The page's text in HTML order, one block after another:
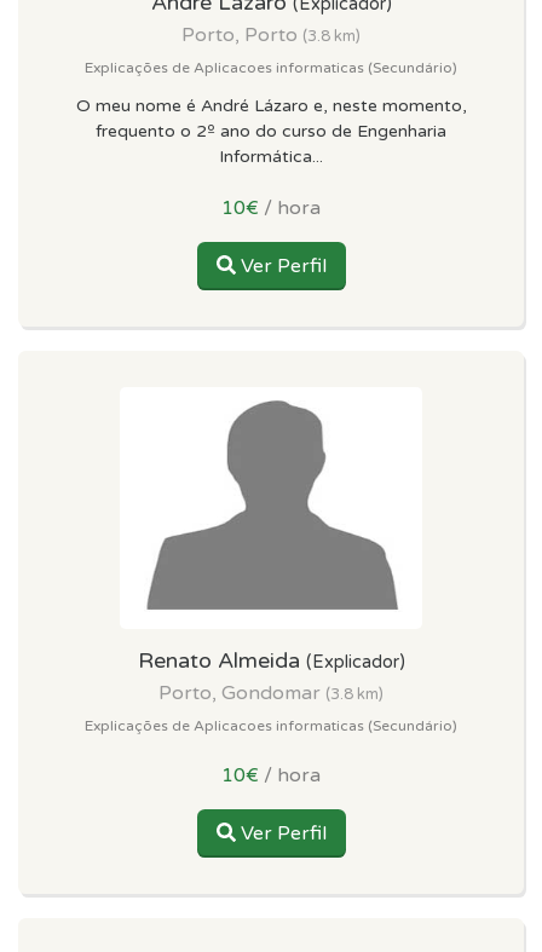
Porto, Porto (3.8 km)
Explicações de Aplicacoes informaticas (Secundário)
O meu nome é André Lázaro e, neste momento,
frequento o 2º ano do curso de Engenharia
Informática...
10€ / hora
Ver Perfil
Renato Almeida (Explicador)
Porto, Gondomar (3.8 km)
Explicações de Aplicacoes informaticas (Secundário)
10€ / hora
Ver Perfil